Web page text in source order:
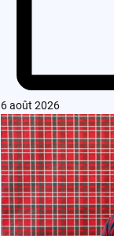
6 août 2026